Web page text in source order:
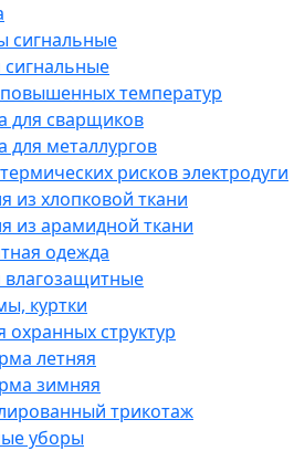
сигнальные
температур
для сварщиков
для металлургов
рисков электродуги
из хлопковой ткани
из арамидной ткани
одежда
куртки
охранных структур
летняя
зимняя
трикотаж
уборы